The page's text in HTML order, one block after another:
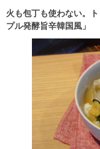
火も包丁も使わない。
プル発酵旨辛韓国風」